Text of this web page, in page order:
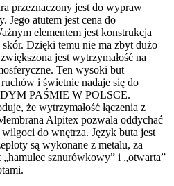
przeznaczony jest do wypraw
Jego atutem jest cena do
elementem jest konstrukcja
Dzięki temu nie ma zbyt dużo
jest wytrzymałość na
Ten wysoki but
i świetnie nadaje się do
PAŚMIE W POLSCE.
że wytrzymałość łączenia z
Alpitex pozwala oddychać
do wnętrza. Język buta jest
są wykonane z metalu, za
„hamulec sznurówkowy” i „otwarta”